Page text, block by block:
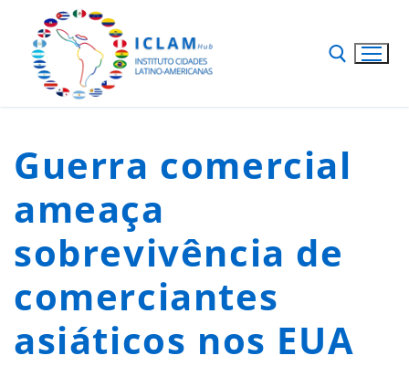
Guerra comercial
ameaça
sobrevivência de
comerciantes
asiáticos nos EUA